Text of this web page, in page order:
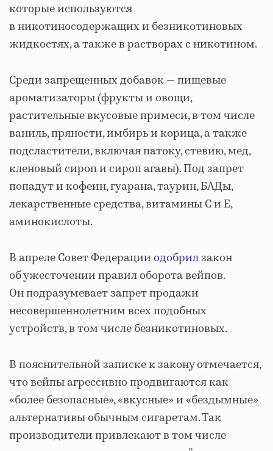
которые используются
в никотиносодержащих и безникотиновых
жидкостях, а также в растворах с никотином.
Среди запрещенных добавок — пищевые
ароматизаторы (фрукты и овощи,
растительные вкусовые примеси, в том числе
ваниль, пряности, имбирь и корица, а также
подсластители, включая патоку, стевию, мед,
кленовый сироп и сироп агавы). Под запрет
попадут и кофеин, гуарана, таурин, БАДы,
лекарственные средства, витамины C и E,
аминокислоты.
В апреле Совет Федерацииодобрилзакон
об ужесточении правил оборота вейпов.
Он подразумевает запрет продажи
несовершеннолетним всех подобных
устройств, в том числе безникотиновых.
В пояснительной записке к закону отмечается,
что вейпы агрессивно продвигаются как
«более безопасные», «вкусные» и «бездымные»
альтернативы обычным сигаретам. Так
производители привлекают в том числе